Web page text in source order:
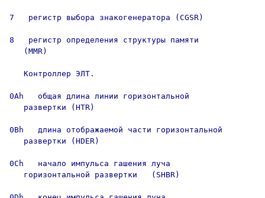
7   регистр выбора знакогенератора (CGSR)
8   регистр определения структуры памяти
   (MMR)
   Контроллер ЭЛТ.
0Ah   общая длина линии горизонтальной
   развертки (HTR)
0Bh   длина отображаемой части горизонтальной
   развертки (HDER)
0Ch   начало импульса гашения луча
   горизонтальной развертки   (SHBR)